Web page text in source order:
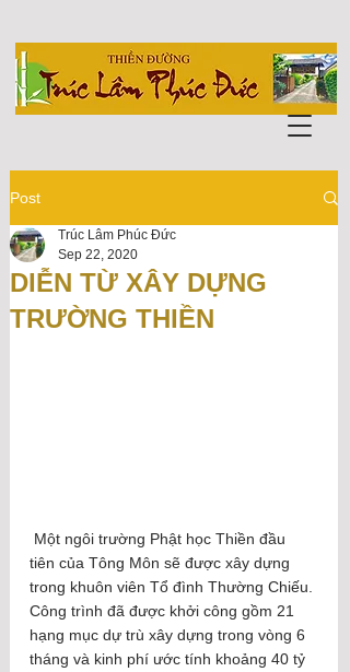
Post
DIỄN TỪ XÂY DỰNG
TRƯỜNG THIỀN
Trúc Lâm Phúc Đức
Sep 22, 2020
tiên của Tông Môn sẽ được xây dựng
trong khuôn viên Tổ đình Thường Chiếu.
Công trình đã được khởi công gồm 21
hạng mục dự trù xây dựng trong vòng 6
tháng và kinh phí ước tính khoảng 40 tỷ